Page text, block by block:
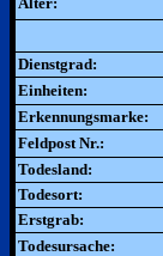
Dienstgrad:
Einheiten:
Erkennungsmarke:
Feldpost Nr.:
Todesland:
Todesort:
Erstgrab:
Todesursache: